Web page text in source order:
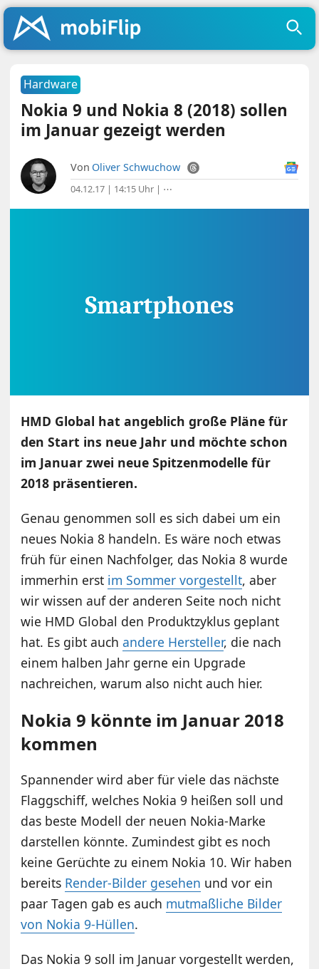
Hardware
Nokia 9 und Nokia 8 (2018) sollen
im Januar gezeigt werden
Von Oliver Schwuchow
04.12.17 | 14:15 Uhr | ⋯
HMD Global hat angeblich große Pläne für
den Start ins neue Jahr und möchte schon
im Januar zwei neue Spitzenmodelle für
2018 präsentieren.
Genau genommen soll es sich dabei um ein
neues Nokia 8 handeln. Es wäre noch etwas
früh für einen Nachfolger, das Nokia 8 wurde
immerhin erst im Sommer vorgestellt, aber
wir wissen auf der anderen Seite noch nicht
wie HMD Global den Produktzyklus geplant
hat. Es gibt auchandere Hersteller, die nach
einem halben Jahr gerne ein Upgrade
nachreichen, warum also nicht auch hier.
Nokia 9 könnte im Januar 2018
kommen
Spannender wird aber für viele das nächste
Flaggschiff, welches Nokia 9 heißen soll und
das beste Modell der neuen Nokia-Marke
darstellen könnte. Zumindest gibt es noch
keine Gerüchte zu einem Nokia 10. Wir haben
bereits Render-Bilder gesehen und vor ein
paar Tagen gab es auch mutmaßliche Bilder
von Nokia 9-Hüllen.
Das Nokia 9 soll im Januar vorgestellt werden,